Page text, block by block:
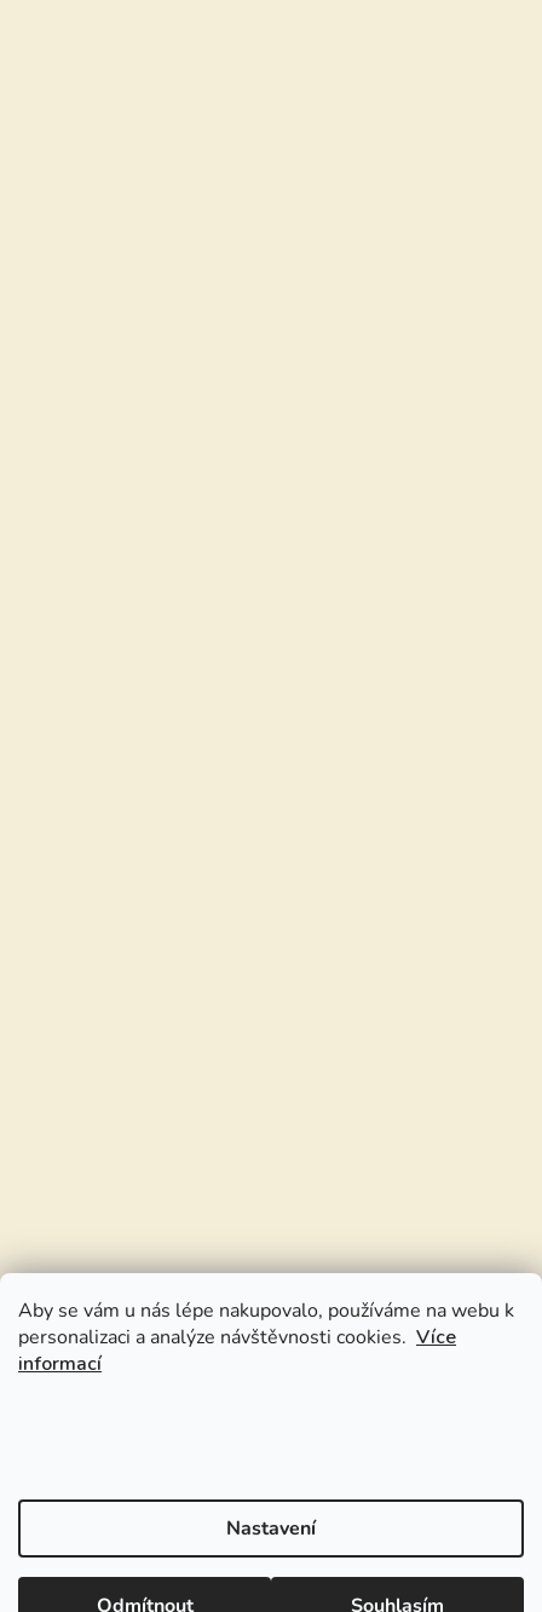
Aby se vám u nás lépe nakupovalo, používáme na webu k
personalizaci a analýze návštěvnosti cookies. Více
informací
Nastavení
Odmítnout Souhlasím